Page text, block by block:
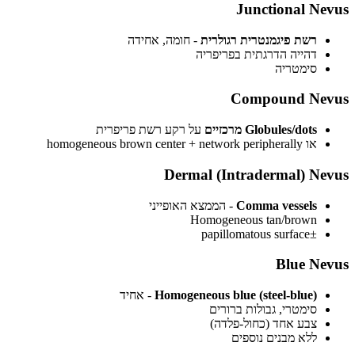
Junctional Nevus
רשת פיגמנטרית רגולרית - חומה, אחידה
דהייה הדרגתית בפריפריה
סימטריה
Compound Nevus
Globules/dots מרכזיים
על רקע רשת פריפרית
או homogeneous brown center + network peripherally
Dermal (Intradermal) Nevus
Comma vessels - הממצא האופייני
Homogeneous tan/brown
±papillomatous surface
Blue Nevus
Homogeneous blue (steel-blue) - אחיד
סימטרי, גבולות ברורים
צבע אחד (כחול-פלדה)
ללא מבנים נוספים